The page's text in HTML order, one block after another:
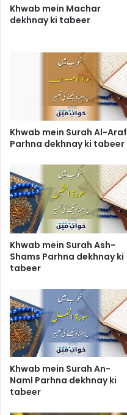
Khwab mein Machar
dekhnay ki tabeer
Khwab mein Surah Al-Araf
Parhna dekhnay ki tabeer
Khwab mein Surah Ash-
Shams Parhna dekhnay ki
tabeer
Khwab mein Surah An-
Naml Parhna dekhnay ki
tabeer